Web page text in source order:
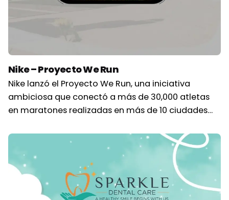
Nike – Proyecto We Run
Nike lanzó el Proyecto We Run, una iniciativa
ambiciosa que conectó a más de 30,000 atletas
en maratones realizadas en más de 10 ciudades…